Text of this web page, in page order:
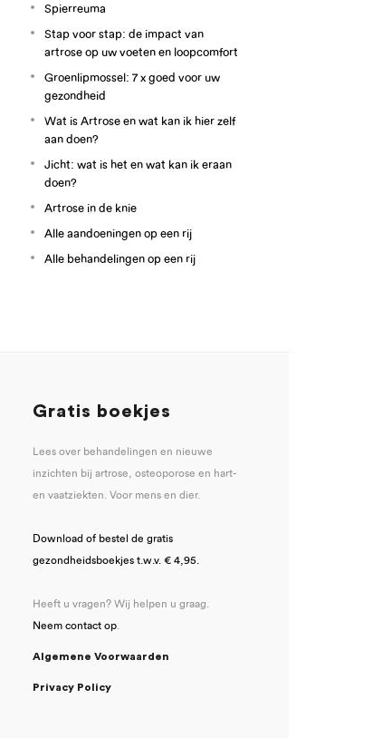
Spierreuma
Stap voor stap: de impact van
artrose op uw voeten en loopcomfort
Groenlipmossel: 7 x goed voor uw
gezondheid
Wat is Artrose en wat kan ik hier zelf
aan doen?
Jicht: wat is het en wat kan ik eraan
doen?
Artrose in de knie
Alle aandoeningen op een rij
Alle behandelingen op een rij
Gratis boekjes
Lees over behandelingen en nieuwe
inzichten bij artrose, osteoporose en hart-
en vaatziekten. Voor mens en dier.
Download of bestel de gratis
gezondheidsboekjes t.w.v. € 4,95.
Heeft u vragen? Wij helpen u graag.
Neem contact op.
Algemene Voorwaarden
Privacy Policy